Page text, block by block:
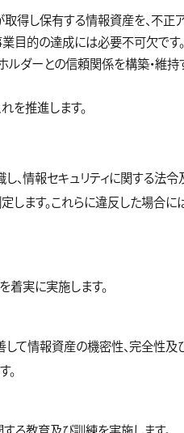
取得し保有する情報資産を、不正
目的の達成には必要不可欠です
ルダーとの信頼関係を構築・維持
を推進します。
、情報セキュリティに関する法
します。これらに違反した場合に
着実に実施します。
して情報資産の機密性、完全性
。